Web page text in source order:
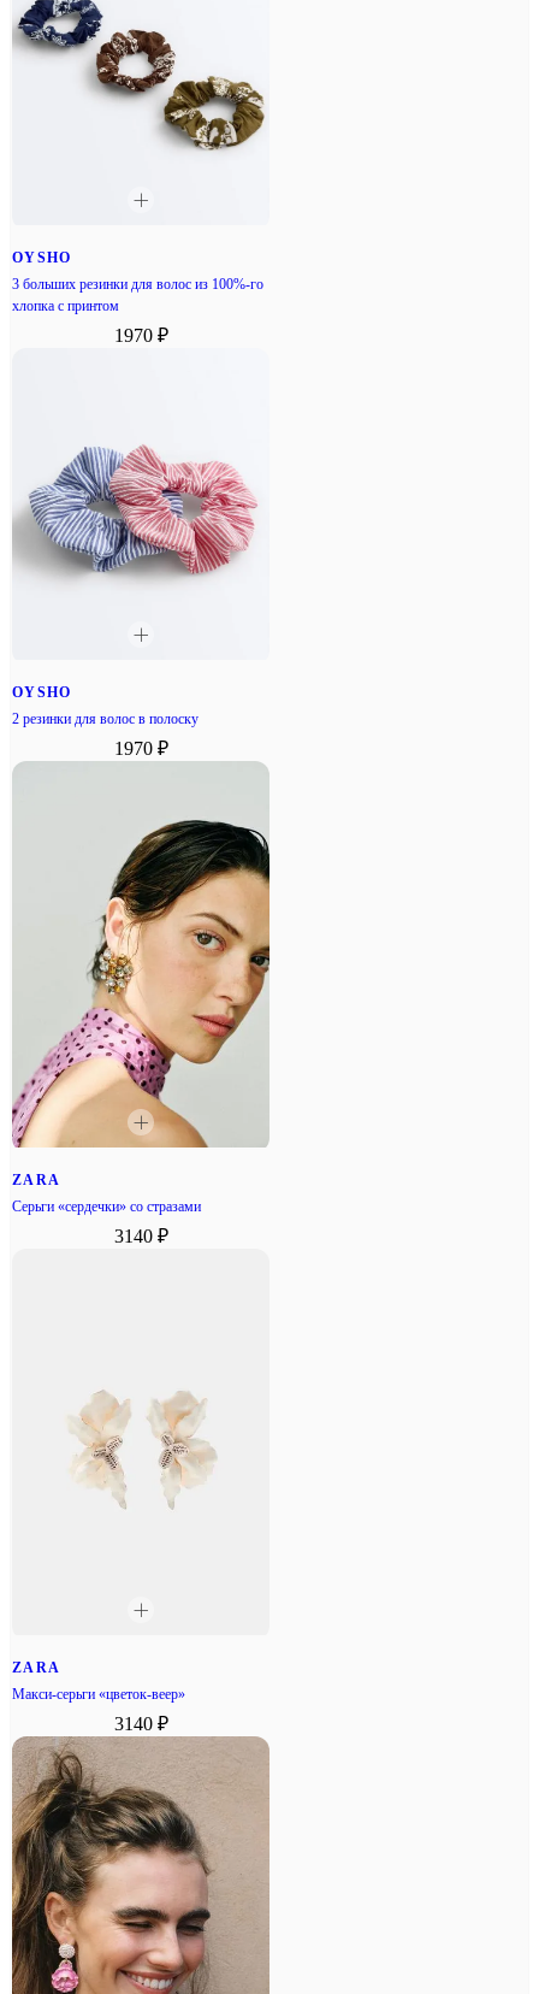
OYSHO
3 больших резинки для волос из 100%-го
хлопка с принтом
1970 ₽
OYSHO
2 резинки для волос в полоску
1970 ₽
ZARA
Серьги «сердечки» со стразами
3140 ₽
ZARA
Макси-серьги «цветок-веер»
3140 ₽